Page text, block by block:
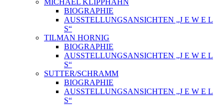
BIOGRAPHIE
AUSSTELLUNGSANSICHTEN „J E W E L
S“
TILMAN HORNIG
BIOGRAPHIE
AUSSTELLUNGSANSICHTEN „J E W E L
S“
SUTTER/SCHRAMM
BIOGRAPHIE
AUSSTELLUNGSANSICHTEN „J E W E L
S“